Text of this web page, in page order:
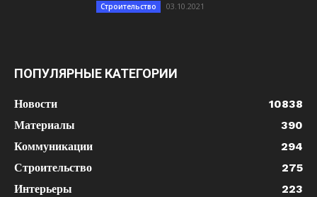
Строительство 03.10.2021
ПОПУЛЯРНЫЕ КАТЕГОРИИ
Новости
10838
Материалы
390
Коммуникации
294
Строительство
275
Интерьеры
223